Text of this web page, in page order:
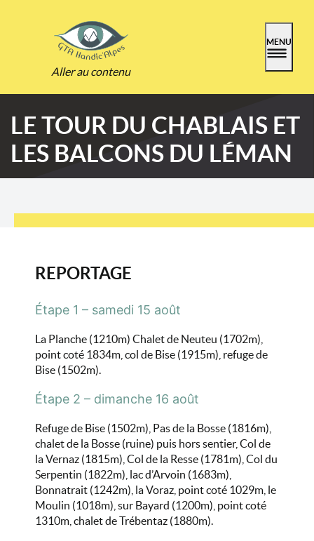
Aller au contenu
MENU
LE TOUR DU CHABLAIS ET
LES BALCONS DU LÉMAN
REPORTAGE
Étape 1 – samedi 15 août
La Planche (1210m) Chalet de Neuteu (1702m),
point coté 1834m, col de Bise (1915m), refuge de
Bise (1502m).
Étape 2 – dimanche 16 août
Refuge de Bise (1502m), Pas de la Bosse (1816m),
chalet de la Bosse (ruine) puis hors sentier, Col de
la Vernaz (1815m), Col de la Resse (1781m), Col du
Serpentin (1822m), lac d’Arvoin (1683m),
Bonnatrait (1242m), la Voraz, point coté 1029m, le
Moulin (1018m), sur Bayard (1200m), point coté
1310m, chalet de Trébentaz (1880m).